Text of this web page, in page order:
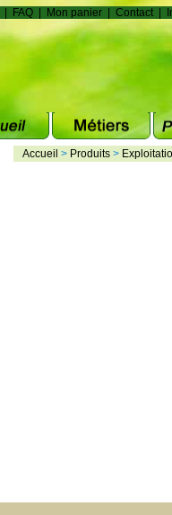
FAQ Mon panier Contact
Accueil > Produits >